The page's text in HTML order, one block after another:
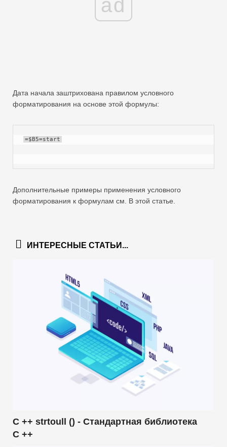
ad
Дата начала заштрихована правилом условного
форматирования на основе этой формулы:
=$B5=start
Дополнительные примеры применения условного
форматирования к формулам см. В этой статье.
ИНТЕРЕСНЫЕ СТАТЬИ...
C ++ strtoull () - Стандартная библиотека
C ++